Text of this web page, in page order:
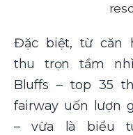
Đặc biệt, từ căn
thu trọn tầm
Bluffs – top 35
fairway uốn lượn
– vừa là biểu